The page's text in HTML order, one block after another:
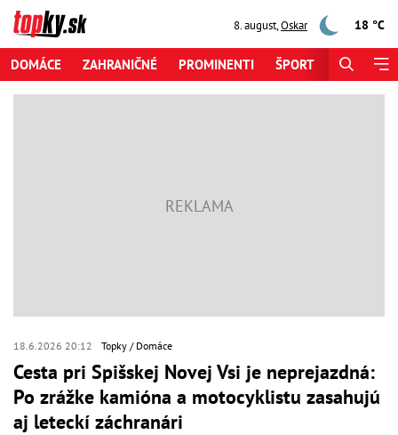
8. august,Oskar 18 °C
DOMÁCE ZAHRANIČNÉ PROMINENTI ŠPORT
18.6.2026 20:12 Topky Domáce
Cesta pri Spišskej Novej Vsi je neprejazdná:
Po zrážke kamióna a motocyklistu zasahujú
aj leteckí záchranári